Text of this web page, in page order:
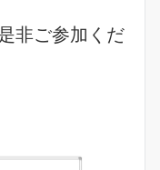
非ご参加くだ